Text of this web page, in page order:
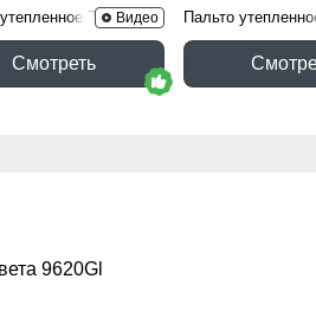
7700Ch
Видео
Смотреть
Пальто
9620Gl